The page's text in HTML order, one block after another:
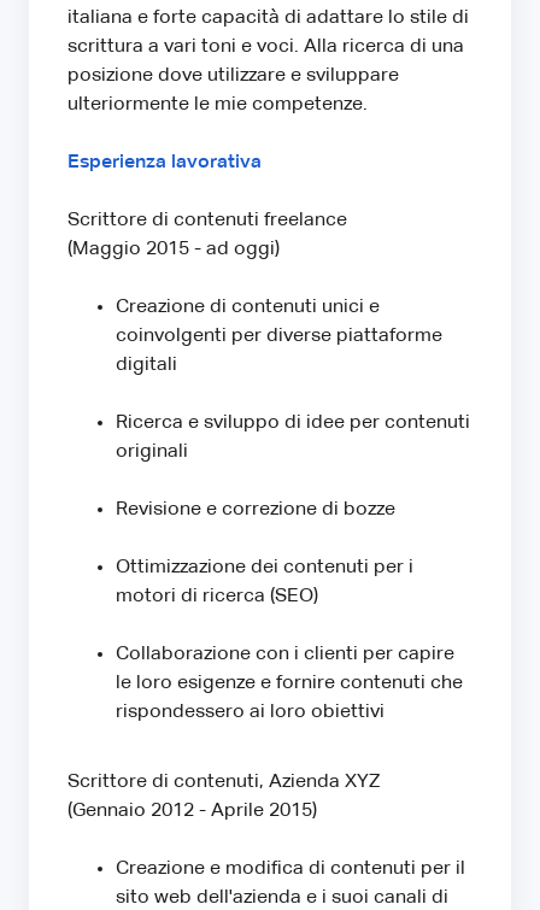
italiana e forte capacità di adattare lo stile di
scrittura a vari toni e voci. Alla ricerca di una
posizione dove utilizzare e sviluppare
ulteriormente le mie competenze.
Esperienza lavorativa
Scrittore di contenuti freelance
(Maggio 2015 - ad oggi)
Creazione di contenuti unici e
coinvolgenti per diverse piattaforme
digitali
Ricerca e sviluppo di idee per contenuti
originali
Revisione e correzione di bozze
Ottimizzazione dei contenuti per i
motori di ricerca (SEO)
Collaborazione con i clienti per capire
le loro esigenze e fornire contenuti che
rispondessero ai loro obiettivi
Scrittore di contenuti, Azienda XYZ
(Gennaio 2012 - Aprile 2015)
Creazione e modifica di contenuti per il
sito web dell'azienda e i suoi canali di